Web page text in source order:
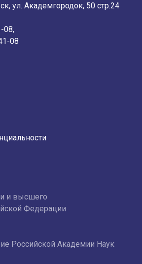
ул. Академгородок, 50 стр.24
08,
08
и высшего
Федерации
Российской Академии Наук